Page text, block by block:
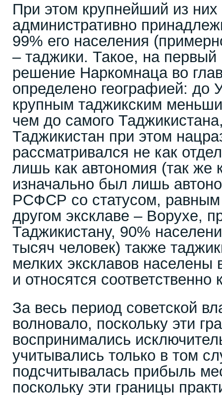
При этом крупнейший из
административно
99% его населения
– таджики. Такое, на первый
решение Наркомнаца во
определено географией: до
крупным таджикским
чем до самого
Таджикистан при этом
рассматривался не как
лишь как автономия (так же
изначально был лишь
РСФСР со статусом, равным
другом эксклаве – Ворухе,
Таджикистану, 90%
тысяч человек) также
мелких эксклавов населены
и относятся соответственно
За весь период советской
волновало, поскольку эти
воспринимались
учитывались только в том
подсчитывалась прибыль
поскольку эти границы